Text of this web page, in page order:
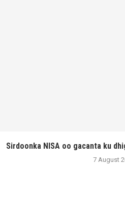
Sirdoonka NISA oo gacanta ku
7 August